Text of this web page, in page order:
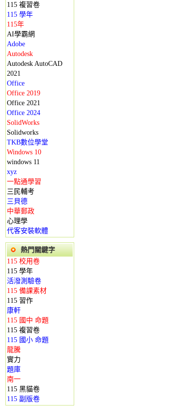
115 複習卷
115 學年
115年
AI學霸網
Adobe
Autodesk
Autodesk AutoCAD
2021
Office
Office 2019
Office 2021
Office 2024
SolidWorks
Solidworks
TKB數位學堂
Windows 10
windows 11
xyz
一點通學習
三民輔考
三貝德
中華郵政
心理學
代客安裝軟體
熱門關鍵字
115 校用卷
115 學年
活潑測驗卷
115 備課素材
115 習作
康軒
115 國中 命題
115 複習卷
115 國小 命題
龍騰
實力
題庫
南一
115 黑貓卷
115 副版卷